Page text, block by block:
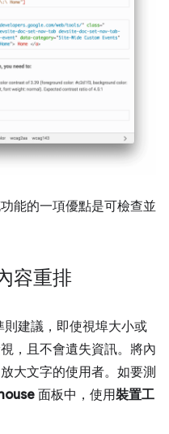
能的一項優點是可檢查並
容重排
則建議，即使視埠大小或
，且不會遺失資訊。將內
大文字的使用者。如要測
面板中，使用裝置工